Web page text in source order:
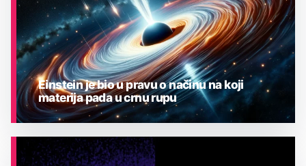
ASTRONOMIJA
Einstein je bio u pravu o načinu na koji
materija pada u crnu rupu